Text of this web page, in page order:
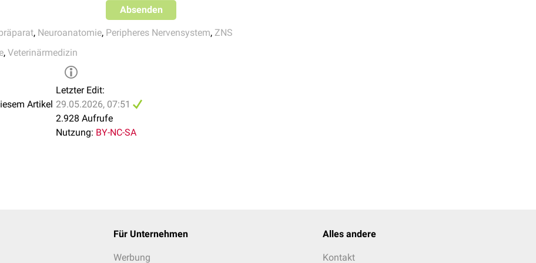
des Rückenmarks. Diese wiederum sind für die weitere
Absenden
, Neuroanatomie, Peripheres Nervensystem, ZNS
, Veterinärmedizin
Artikel
Letzter Edit:
29.05.2026, 07:51
2.928 Aufrufe
Nutzung: BY-NC-SA
Für Unternehmen
Werbung
Alles andere
Kontakt